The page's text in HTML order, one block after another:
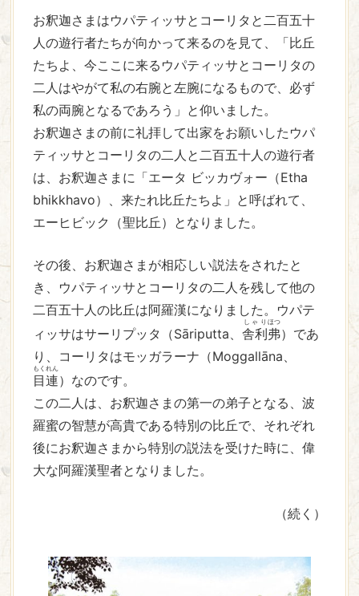
お釈迦さまはウパティッサとコーリタと二百五十
人の遊行者たちが向かって来るのを見て、「比丘
たちよ、今ここに来るウパティッサとコーリタの
二人はやがて私の右腕と左腕になるもので、必ず
私の両腕となるであろう」と仰いました。
お釈迦さまの前に礼拝して出家をお願いしたウパ
ティッサとコーリタの二人と二百五十人の遊行者
は、お釈迦さまに「エータ ビッカヴォー（Etha
bhikkhavo）、来たれ比丘たちよ」と呼ばれて、
エーヒビック（聖比丘）となりました。
その後、お釈迦さまが相応しい説法をされたと
き、ウパティッサとコーリタの二人を残して他の
二百五十人の比丘は阿羅漢になりました。ウパテ
ィッサはサーリプッタ（Sāriputta、舎利
しゃり
弗
ほつ
）であ
り、コーリタはモッガラーナ（Moggallāna、
目連
もくれん
）なのです。
この二人は、お釈迦さまの第一の弟子となる、波
羅蜜の智慧が高貴である特別の比丘で、それぞれ
後にお釈迦さまから特別の説法を受けた時に、偉
大な阿羅漢聖者となりました。
（続く）